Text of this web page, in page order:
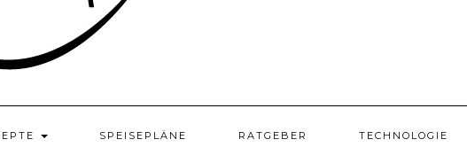
SPEISEPLÄNE RATGEBER TECHNOLOGIE